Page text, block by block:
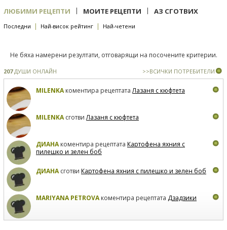
ЛЮБИМИ РЕЦЕПТИ | МОИТЕ РЕЦЕПТИ | АЗ СГОТВИХ
Последни | Най-висок рейтинг | Най-четени
Не бяха намерени резултати, отговарящи на посочените критерии.
207ДУШИ ОНЛАЙН >>ВСИЧКИ ПОТРЕБИТЕЛИ
MILENKAкоментира рецептатаЛазаня с кюфтета
MILENKAсготвиЛазаня с кюфтета
ДИАНАкоментира рецептата Картофена яхния с
пилешко и зелен боб
ДИАНАсготви Картофена яхния с пилешко и зелен боб
MARIYANA PETROVAкоментира рецептата Дзадзики